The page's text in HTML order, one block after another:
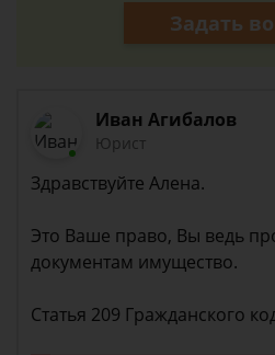
Задать
Иван Агибалов
Юрист
Здравствуйте Алена.
Это Ваше право, Вы ведь
документам имущество.
Статья 209 Гражданского